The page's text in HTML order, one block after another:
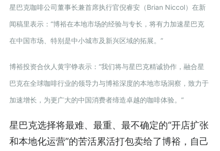
星巴克咖啡公司董事长兼首席执行官倪睿安（Brian Niccol）在新
闻稿里表示：“博裕在本地市场的经验与专长，将有力加速星巴克
在中国市场、特别是中小城市及新兴区域的拓展。”
博裕投资合伙人黄宇铮表示：“我们将与星巴克精诚协作，融合星
巴克在全球咖啡行业的领导力与博裕深度的本地市场洞察，致力于
加速增长，为更广大的中国消费者缔造卓越的咖啡体验。”
星巴克选择将最难、最重、最不确定的“开店扩张
和本地化运营”的苦活累活打包卖给了博裕，自己